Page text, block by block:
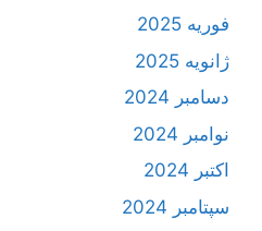
فوریه 2025
ژانویه 2025
دسامبر 2024
نوامبر 2024
اکتبر 2024
سپتامبر 2024